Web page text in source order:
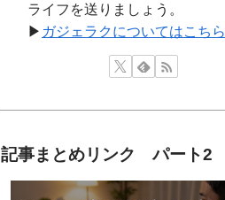
ライフを送りましょう。
▶ ガジェラクについてはこちら
記事まとめリンク パート2